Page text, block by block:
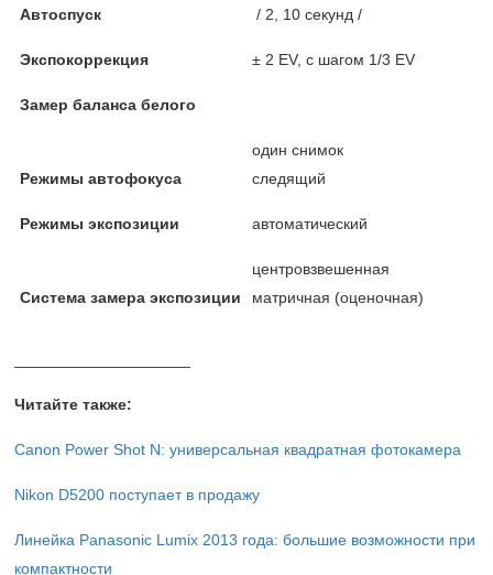
Автоспуск / 2, 10 секунд /
Экспокоррекция ± 2 EV, с шагом 1/3 EV
Замер баланса белого
Режимы автофокуса
один снимок
следящий
Режимы экспозиции автоматический
Система замера экспозиции
центровзвешенная
матричная (оценочная)
Читайте также:
Canon Power Shot N: универсальная квадратная фотокамера
Nikon D5200 поступает в продажу
Линейка Panasonic Lumix 2013 года: большие возможности при
компактности